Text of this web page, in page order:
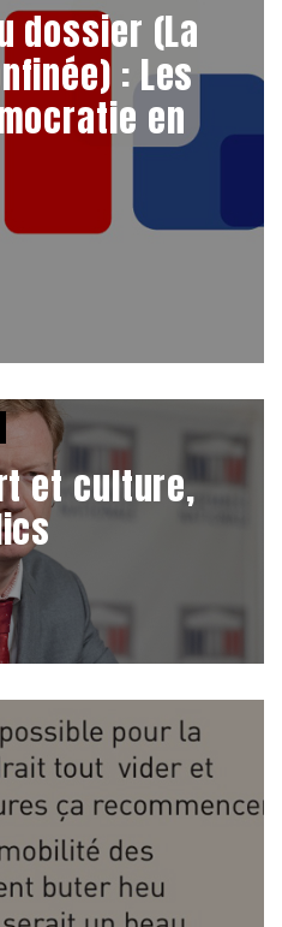
dossier (La
: Les
en
et culture,